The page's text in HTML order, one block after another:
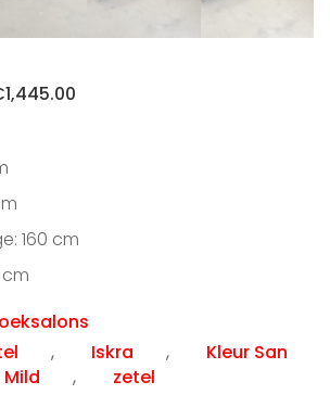
1,445.00
160 cm
, Iskra ,
Kleur San
Mild , zetel